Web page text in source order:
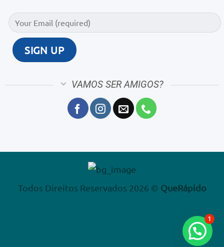
VAMOS SER AMIGOS?
Todos Direitos Reservados 2026 © QueRápido
1